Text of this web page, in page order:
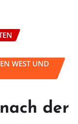
WEST UND
der